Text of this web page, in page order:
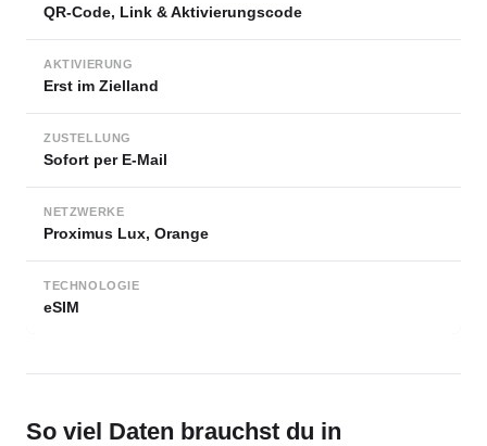
QR-Code, Link & Aktivierungscode
AKTIVIERUNG
Erst im Zielland
ZUSTELLUNG
Sofort per E-Mail
NETZWERKE
Proximus Lux, Orange
TECHNOLOGIE
eSIM
So viel Daten brauchst du in